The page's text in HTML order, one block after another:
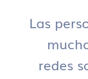
Las
redes